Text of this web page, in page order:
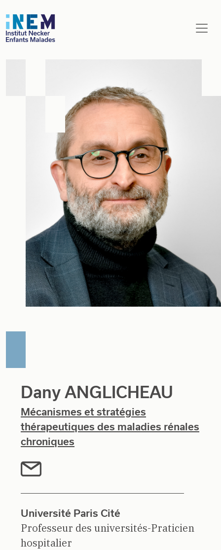
Dany ANGLICHEAU
Mécanismes et stratégies
thérapeutiques des maladies rénales
chroniques
Université Paris Cité
Professeur des universités-Praticien
hospitalier